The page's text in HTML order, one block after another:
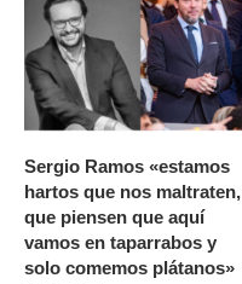
Sergio Ramos «estamos
hartos que nos maltraten,
que piensen que aquí
vamos en taparrabos y
solo comemos plátanos»